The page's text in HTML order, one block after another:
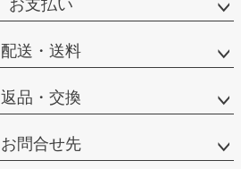
お支払い
配送・送料
返品・交換
お問合せ先